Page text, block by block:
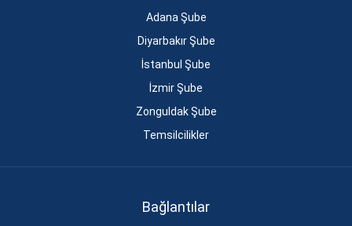
Adana Şube
Diyarbakır Şube
İstanbul Şube
İzmir Şube
Zonguldak Şube
Temsilcilikler
Bağlantılar